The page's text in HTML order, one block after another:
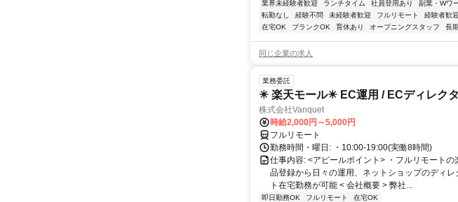
業界未経験者歓迎 ランチタイム 社員登用あり 副業・Wワ
転勤なし
経験不問 未経験者歓迎 フルリモート 経験者歓迎
在宅OK
ブランクOK 育休あり オープニングスタッフ 長
同じ企業の求人
業務委託
✴️ 楽天モール✴️ EC運用 / ECディレクタ
株式会社Vanquet
時給2,000円～5,000円
フルリモート
勤務時間・曜日: ・10:00-19:00(実働8時間)
仕事内容: <アピールポイント> ・フルリモート
品登録から日々の運用、ネットショップのディ
ト在宅勤務が可能 < 会社概要 > 弊社...
即日勤務OK フルリモート 在宅OK